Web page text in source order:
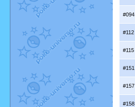
#094
#112
#115
#151
#157
#158